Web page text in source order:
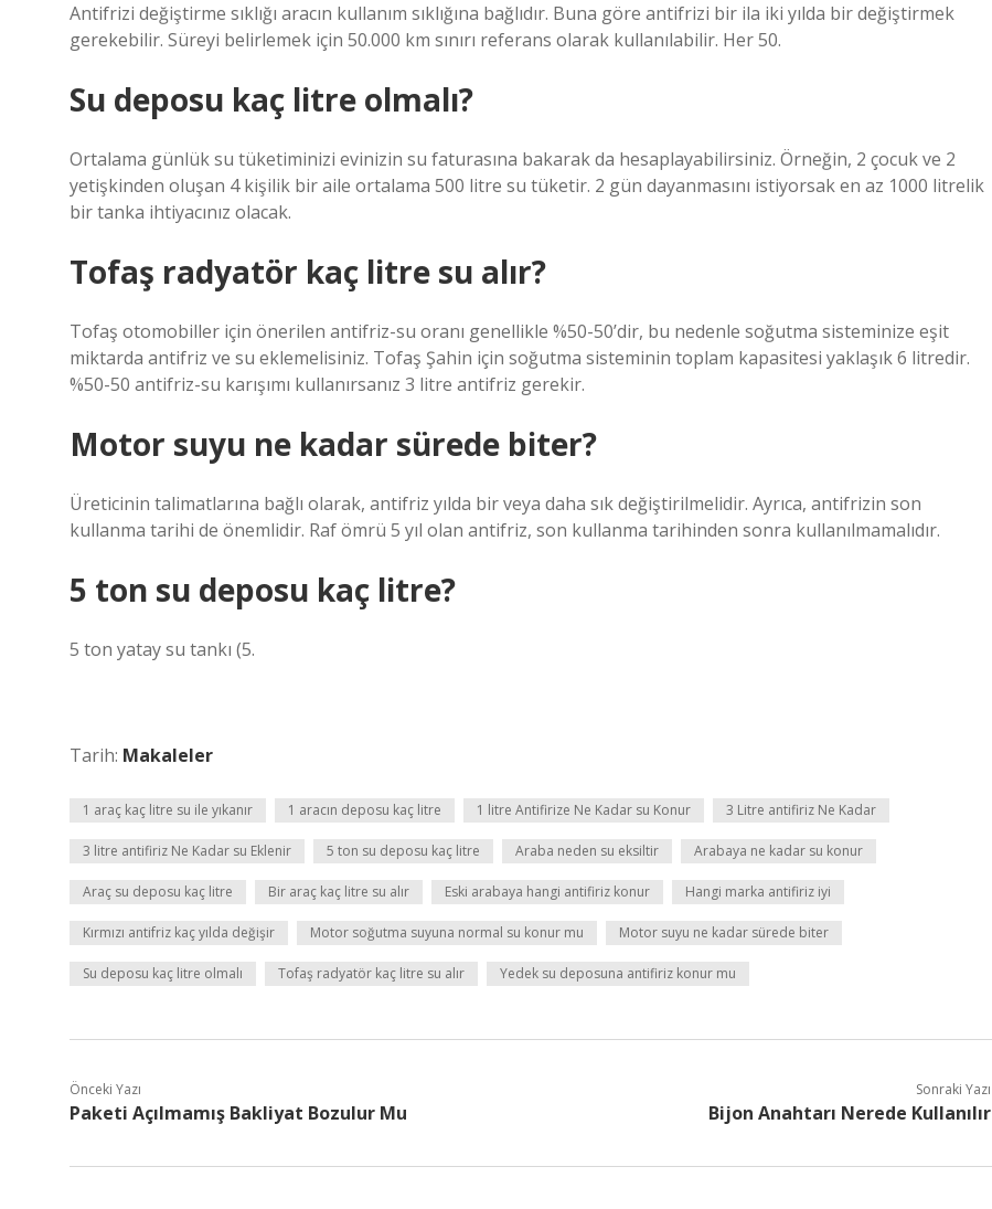
Antifrizi değiştirme sıklığı aracın kullanım sıklığına bağlıdır. Buna göre antifrizi bir ila iki yılda bir değiştirmek
gerekebilir. Süreyi belirlemek için 50.000 km sınırı referans olarak kullanılabilir. Her 50.
Su deposu kaç litre olmalı?
Ortalama günlük su tüketiminizi evinizin su faturasına bakarak da hesaplayabilirsiniz. Örneğin, 2 çocuk ve 2
yetişkinden oluşan 4 kişilik bir aile ortalama 500 litre su tüketir. 2 gün dayanmasını istiyorsak en az 1000 litrelik
bir tanka ihtiyacınız olacak.
Tofaş radyatör kaç litre su alır?
Tofaş otomobiller için önerilen antifriz-su oranı genellikle %50-50’dir, bu nedenle soğutma sisteminize eşit
miktarda antifriz ve su eklemelisiniz. Tofaş Şahin için soğutma sisteminin toplam kapasitesi yaklaşık 6 litredir.
%50-50 antifriz-su karışımı kullanırsanız 3 litre antifriz gerekir.
Motor suyu ne kadar sürede biter?
Üreticinin talimatlarına bağlı olarak, antifriz yılda bir veya daha sık değiştirilmelidir. Ayrıca, antifrizin son
kullanma tarihi de önemlidir. Raf ömrü 5 yıl olan antifriz, son kullanma tarihinden sonra kullanılmamalıdır.
5 ton su deposu kaç litre?
5 ton yatay su tankı (5.
Tarih: Makaleler
1 araç kaç litre su ile yıkanır 1 aracın deposu kaç litre 1 litre Antifirize Ne Kadar su Konur 3 Litre antifiriz Ne Kadar
3 litre antifiriz Ne Kadar su Eklenir 5 ton su deposu kaç litre Araba neden su eksiltir Arabaya ne kadar su konur
Araç su deposu kaç litre Bir araç kaç litre su alır Eski arabaya hangi antifiriz konur Hangi marka antifiriz iyi
Kırmızı antifriz kaç yılda değişir Motor soğutma suyuna normal su konur mu Motor suyu ne kadar sürede biter
Su deposu kaç litre olmalı Tofaş radyatör kaç litre su alır Yedek su deposuna antifiriz konur mu
Önceki Yazı
Paketi Açılmamış Bakliyat Bozulur Mu
Sonraki Yazı
Bijon Anahtarı Nerede Kullanılır